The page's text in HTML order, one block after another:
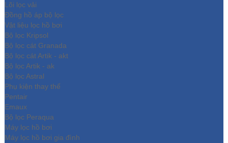
Lõi lọc vải
Đồng hồ áp bộ lọc
Vật liệu lọc hồ bơi
Bộ lọc Kripsol
Bộ lọc cát Granada
Bộ lọc cát Artik - akt
Bộ lọc Artik - ak
Bộ lọc Astral
Phụ kiện thay thế
Pentair
Emaux
Bộ lọc Peraqua
Máy lọc hồ bơi
Máy lọc hồ bơi gia đình